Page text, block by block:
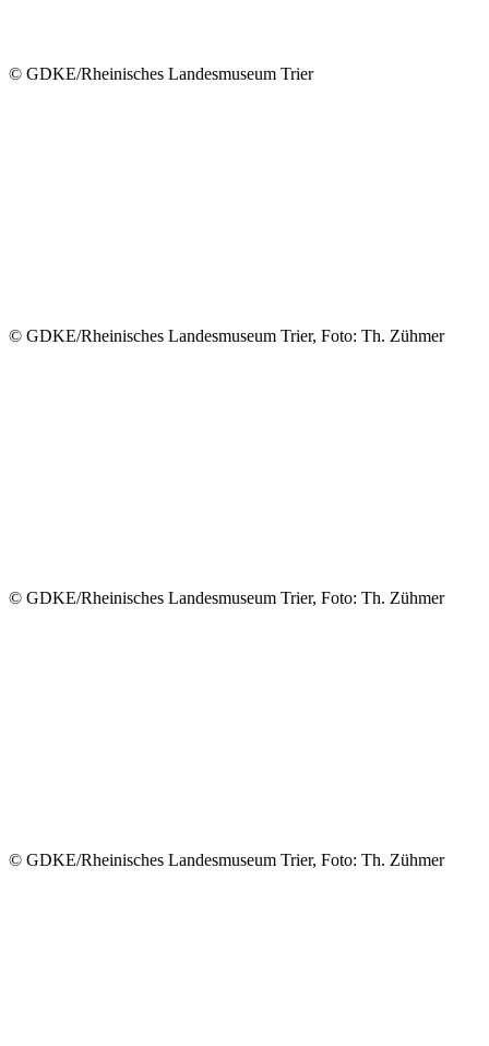
© GDKE/Rheinisches Landesmuseum Trier
© GDKE/Rheinisches Landesmuseum Trier, Foto: Th. Zühmer
© GDKE/Rheinisches Landesmuseum Trier, Foto: Th. Zühmer
© GDKE/Rheinisches Landesmuseum Trier, Foto: Th. Zühmer